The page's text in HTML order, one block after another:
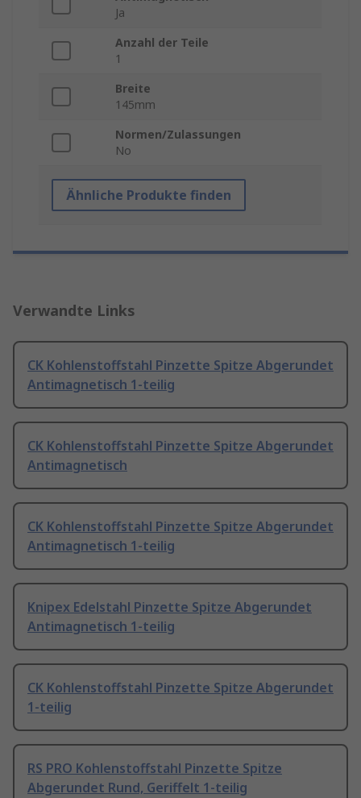
Ja
Anzahl der Teile
1
Breite
145mm
Normen/Zulassungen
No
Ähnliche Produkte finden
Verwandte Links
CK Kohlenstoffstahl Pinzette Spitze Abgerundet
Antimagnetisch 1-teilig
CK Kohlenstoffstahl Pinzette Spitze Abgerundet
Antimagnetisch
CK Kohlenstoffstahl Pinzette Spitze Abgerundet
Antimagnetisch 1-teilig
Knipex Edelstahl Pinzette Spitze Abgerundet
Antimagnetisch 1-teilig
CK Kohlenstoffstahl Pinzette Spitze Abgerundet
1-teilig
RS PRO Kohlenstoffstahl Pinzette Spitze
Abgerundet Rund, Geriffelt 1-teilig